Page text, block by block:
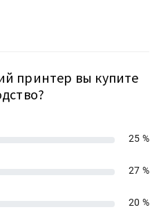
принтер вы купите
25 %
27 %
20 %